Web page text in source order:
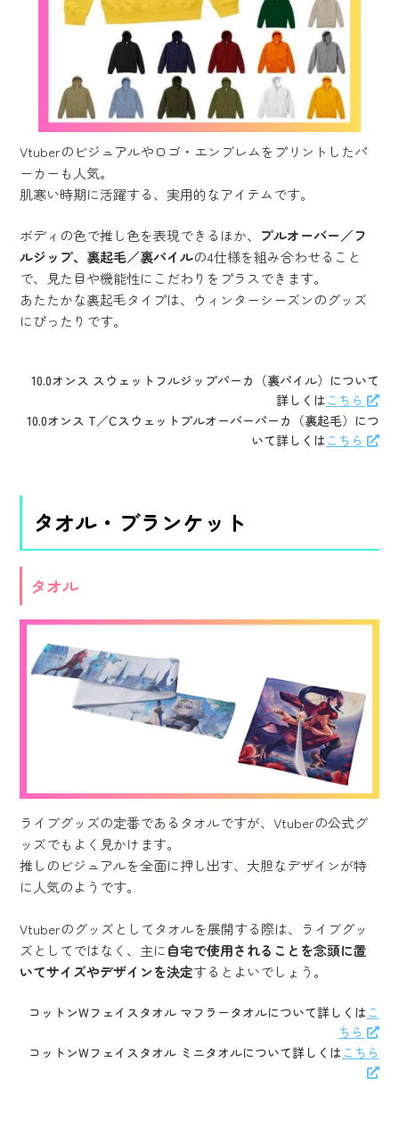
Vtuberのビジュアルやロゴ・エンブレムをプリントしたパ
ーカーも人気。
肌寒い時期に活躍する、実用的なアイテムです。
ボディの色で推し色を表現できるほか、 プルオーバー／フ
ルジップ、裏起毛／裏パイルの4仕様を組み合わせること
で、見た目や機能性にこだわりをプラスできます。
あたたかな裏起毛タイプは、ウィンターシーズンのグッズ
にぴったりです。
10.0オンス スウェットフルジップパーカ（裏パイル）について
詳しくは こちら
10.0オンス T／Cスウェットプルオーバーパーカ（裏起毛）につ
いて詳しくは こちら
タオル・ブランケット
タオル
ライブグッズの定番であるタオルですが、Vtuberの公式グ
ッズでもよく見かけます。
推しのビジュアルを全面に押し出す、大胆なデザインが特
に人気のようです。
Vtuberのグッズとしてタオルを展開する際は、ライブグッ
ズとしてではなく、主に自宅で使用されることを念頭に置
いてサイズやデザインを決定するとよいでしょう。
コットンWフェイスタオル マフラータオルについて詳しくは こ
ちら
コットンWフェイスタオル ミニタオルについて詳しくは こちら